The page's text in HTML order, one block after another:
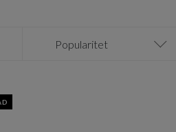
Popularitet